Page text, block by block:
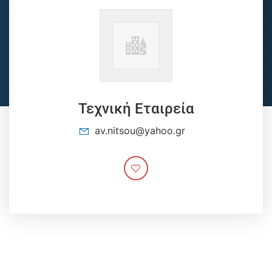
Τεχνική Εταιρεία
av.nitsou@yahoo.gr